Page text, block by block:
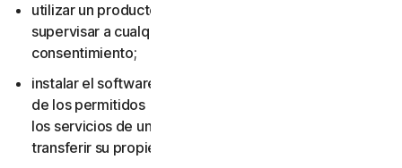
utilizar un producto multiusuario para rastrear o
supervisar a cualquier otra persona sin su
consentimiento;
instalar el software o los servicios en más dispositivos
de los permitidos (incluido no eliminar el software o
los servicios de un dispositivo antes de venderlo o
transferir su propiedad); ni